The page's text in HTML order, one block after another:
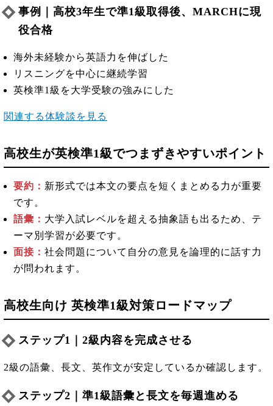
事例｜高校3年生で準1級取得後、MARCHに現
役合格
海外未経験から英語力を伸ばした
リスニングを中心に継続学習
英検準1級を大学受験の強みにした
関連する体験談を見る
高校生が英検準1級でつまずきやすいポイント
要約： 新形式では本文の要点を短くまとめる力が重要
です。
語彙： 大学入試レベルを超える抽象語も出るため、テ
ーマ別学習が必要です。
面接： 社会問題について自分の意見を論理的に話す力
が問われます。
高校生向け 英検準1級対策ロードマップ
ステップ1｜2級内容を完成させる
2級の語彙、長文、英作文が安定しているか確認します。
ステップ2｜準1級語彙と長文を毎週進める